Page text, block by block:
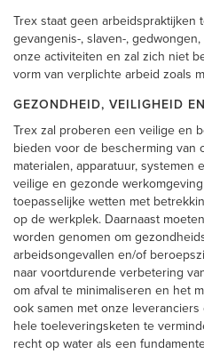
Trex staat geen arbeidspraktijken
gevangenis-, slaven-,
onze activiteiten en zal zich niet
vorm van verplichte arbeid zoals
GEZONDHEID, VEILIGHEID
Trex zal proberen een veilige en
bieden voor de bescherming van
materialen, apparatuur, systemen
veilige en gezonde
toepasselijke wetten met
op de werkplek. Daarnaast
worden genomen om
arbeidsongevallen en/of
naar voortdurende verbetering
om afval te minimaliseren en het
ook samen met onze
hele toeleveringsketen te
recht op water als een